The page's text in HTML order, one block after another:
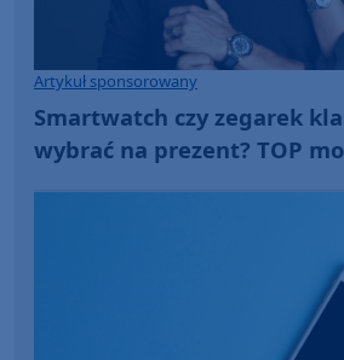
Artykuł sponsorowany
Smartwatch czy zegarek
wybrać na prezent? TOP